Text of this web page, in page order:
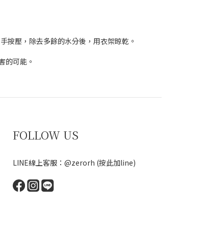
按壓，除去多餘的水分後，用衣架晾乾。
的可能。
FOLLOW US
LINE線上客服：@zerorh (按此加line)